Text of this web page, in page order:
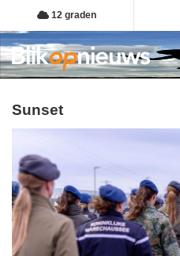
Overslaan
en
naar
de
gaan
12 graden
sunset